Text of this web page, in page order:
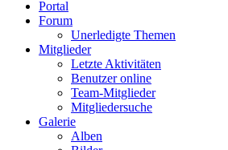
Portal
Forum
Unerledigte Themen
Mitglieder
Letzte Aktivitäten
Benutzer online
Team-Mitglieder
Mitgliedersuche
Galerie
Alben